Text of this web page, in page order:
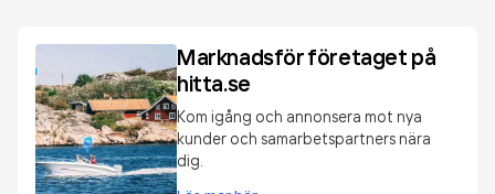
Marknadsför företaget på
hitta.se
Kom igång och annonsera mot nya
kunder och samarbetspartners nära
dig.